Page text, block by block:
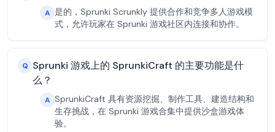
A 是的，Sprunki Scrunkly 提供合作和竞争多人游戏模
式，允许玩家在 Sprunki 游戏社区内连接和协作。
Q Sprunki 游戏上的 SprunkiCraft 的主要功能是什
么？
A SprunkiCraft 具有资源挖掘、制作工具、建造结构和
生存挑战，在 Sprunki 游戏合集中提供沙盒游戏体
验。